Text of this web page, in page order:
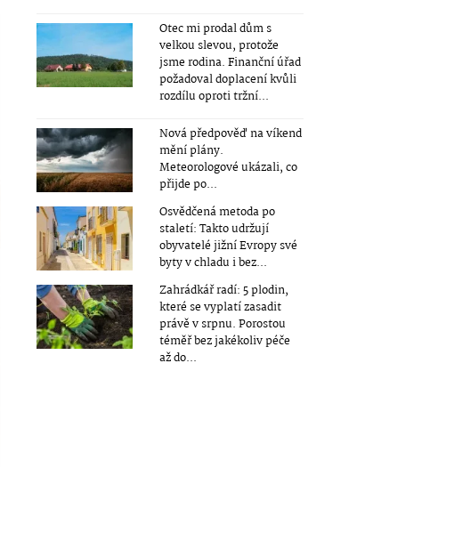
Otec mi prodal dům s
velkou slevou, protože
jsme rodina. Finanční úřad
požadoval doplacení kvůli
rozdílu oproti tržní...
Nová předpověď na víkend
mění plány.
Meteorologové ukázali, co
přijde po...
Osvědčená metoda po
staletí: Takto udržují
obyvatelé jižní Evropy své
byty v chladu i bez...
Zahrádkář radí: 5 plodin,
které se vyplatí zasadit
právě v srpnu. Porostou
téměř bez jakékoliv péče
až do...